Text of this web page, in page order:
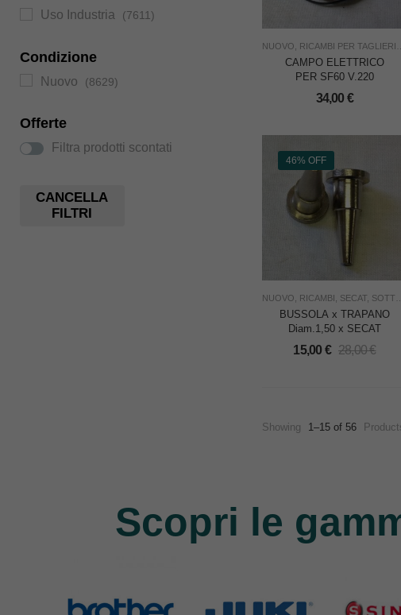
Uso Industria (7611)
Condizione
Nuovo (8629)
Offerte
Filtra prodotti scontati
CANCELLA
FILTRI
NUOVO RICAMBI PER TAGLIERINE
CAMPO ELETTRICO
PER SF60 V.220
34,00 €
46% OFF
NUOVO RICAMBI SECAT SOTTOCOSTO
BUSSOLA x TRAPANO
Diam.1,50 x SECAT
15,00 € 28,00€
Showing 1–15 of 56
Scopri le